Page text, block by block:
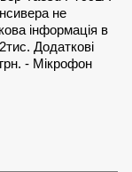
не
інформація в
Додаткові
- Мікрофон